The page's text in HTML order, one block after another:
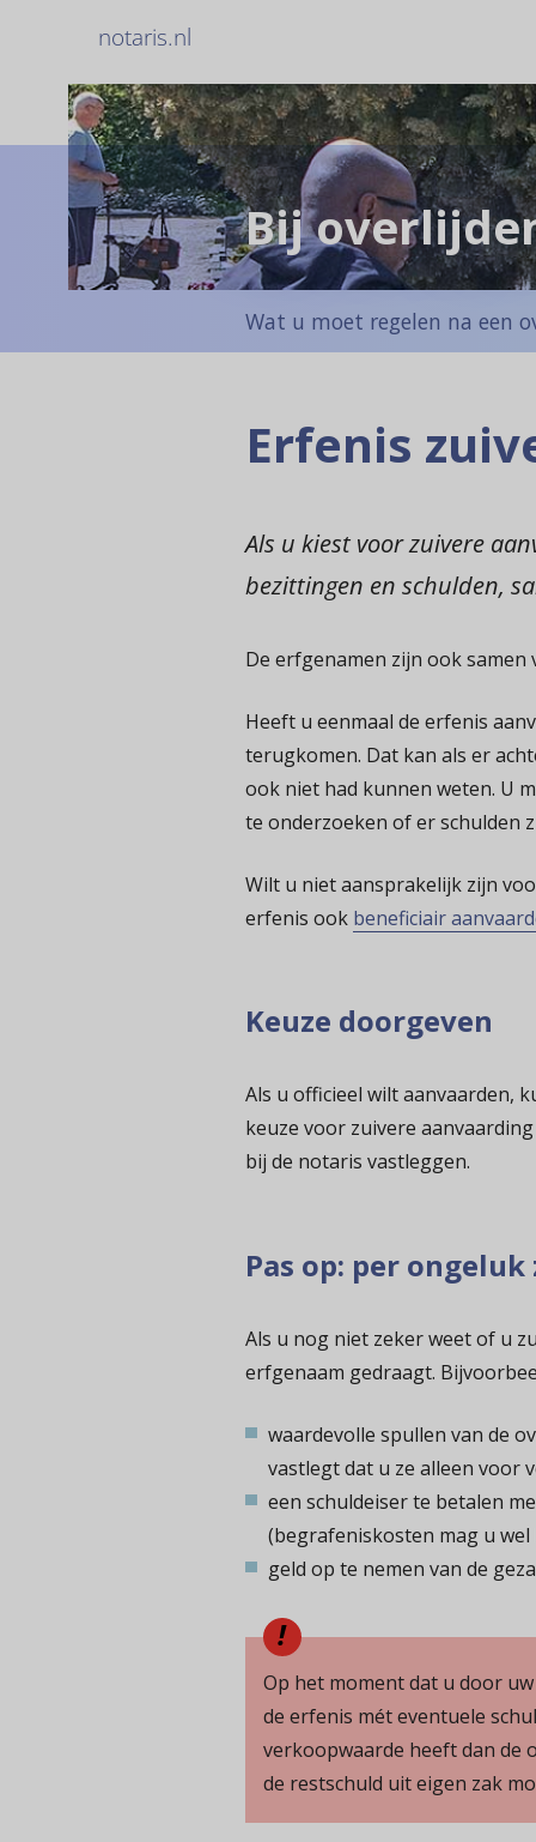
notaris.nl
Bij
Wat u moet regelen na een
Erfenis
Als u kiest voor zuivere
bezittingen en schulden,
De erfgenamen zijn ook
Heeft u eenmaal de erfenis
terugkomen. Dat kan als er
ook niet had kunnen weten. U
te onderzoeken of er schulden
Wilt u niet aansprakelijk zijn
erfenis ook beneficiair
Keuze doorgeven
Als u officieel wilt aanvaarden,
keuze voor zuivere
bij de notaris vastleggen.
Pas op: per
Als u nog niet zeker weet of u
erfgenaam gedraagt.
waardevolle spullen van de
vastlegt dat u ze alleen voor
een schuldeiser te betalen
(begrafeniskosten mag u wel
geld op te nemen van de
Op het moment dat u door
de erfenis mét eventuele
verkoopwaarde heeft dan de
de restschuld uit eigen zak